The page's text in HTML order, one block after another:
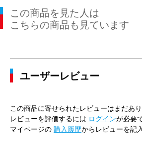
この商品を見た人は
こちらの商品も見ています
ユーザーレビュー
この商品に寄せられたレビューはまだあり
レビューを評価するには ログインが必要
マイページの 購入履歴からレビューを記